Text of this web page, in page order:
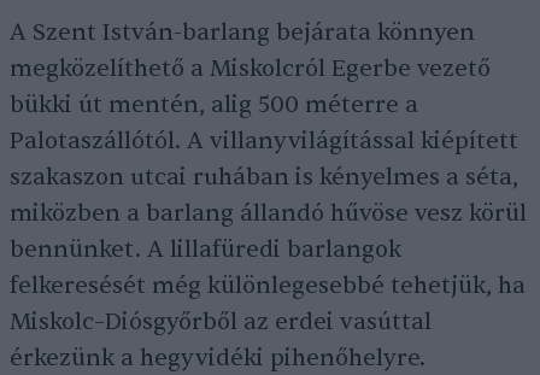
A Szent István-barlang bejárata könnyen
megközelíthető a Miskolcról Egerbe vezető
bükki út mentén, alig 500 méterre a
Palotaszállótól. A villanyvilágítással kiépített
szakaszon utcai ruhában is kényelmes a séta,
miközben a barlang állandó hűvöse vesz körül
bennünket. A lillafüredi barlangok
felkeresését még különlegesebbé tehetjük, ha
Miskolc–Diósgyőrből az erdei vasúttal
érkezünk a hegyvidéki pihenőhelyre.